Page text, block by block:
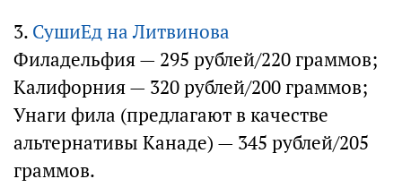
3. СушиЕд на Литвинова
Филадельфия — 295 рублей/220 граммов;
Калифорния — 320 рублей/200 граммов;
Унаги фила (предлагают в качестве
альтернативы Канаде) — 345 рублей/205
граммов.